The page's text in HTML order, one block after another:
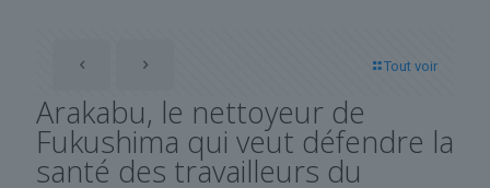
Tout voir
Arakabu, le nettoyeur de
Fukushima qui veut défendre la
santé des travailleurs du